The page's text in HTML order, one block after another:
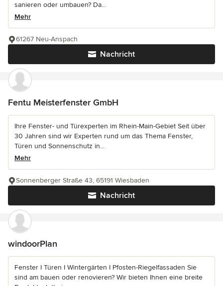
sanieren oder umbauen? Da...
Mehr
Nachricht
61267 Neu-Anspach
Fentu Meisterfenster GmbH
Ihre Fenster- und Türexperten im Rhein-Main-Gebiet Seit über
30 Jahren sind wir Experten rund um das Thema Fenster,
Türen und Sonnenschutz in...
Mehr
Nachricht
Sonnenberger Straße 43, 65191 Wiesbaden
windoorPlan
Fenster I Türen I Wintergärten I Pfosten-Riegelfassaden Sie
sind am bauen oder renovieren? Wir bieten Ihnen eine breite